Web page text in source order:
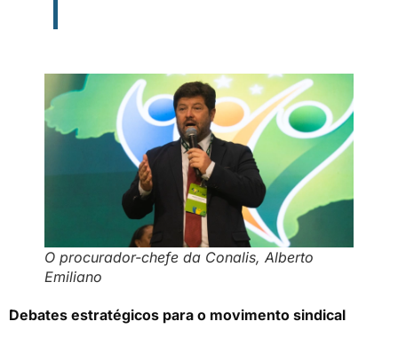
O procurador-chefe da Conalis, Alberto
Emiliano
Debates estratégicos para o movimento sindical